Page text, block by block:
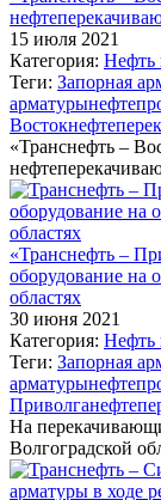
15 июля 2021
Категория: Нефть
Теги: Запорная
арматуры
Восток
«Транснефть –
«Транснефть –
оборудование на
областях
30 июня 2021
Категория: Нефть
Теги: Запорная
арматуры
Приволга
На
Волгоградской